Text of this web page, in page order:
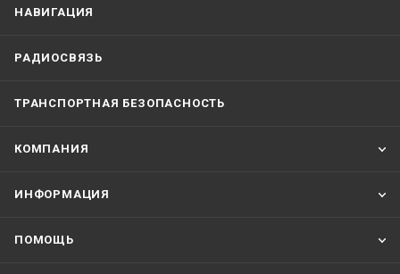
НАВИГАЦИЯ
РАДИОСВЯЗЬ
ТРАНСПОРТНАЯ БЕЗОПАСНОСТЬ
КОМПАНИЯ
ИНФОРМАЦИЯ
ПОМОЩЬ